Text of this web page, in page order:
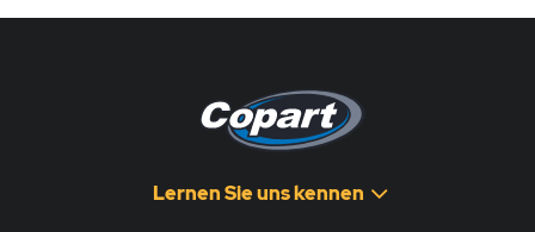
Lernen Sie uns kennen